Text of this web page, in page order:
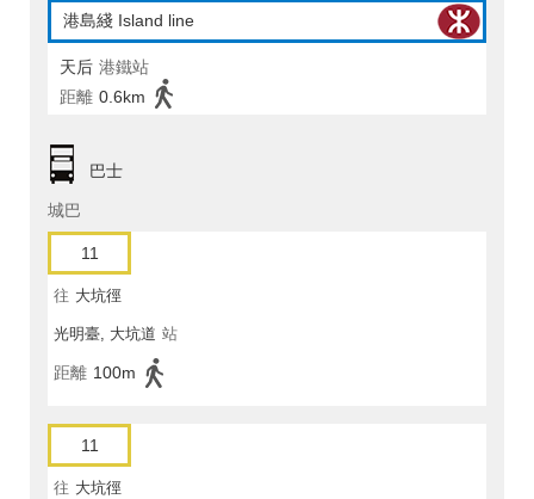
港島綫 Island line
天后 港鐵站
距離 0.6km
巴士
城巴
11
往 大坑徑
光明臺, 大坑道 站
距離 100m
11
往 大坑徑